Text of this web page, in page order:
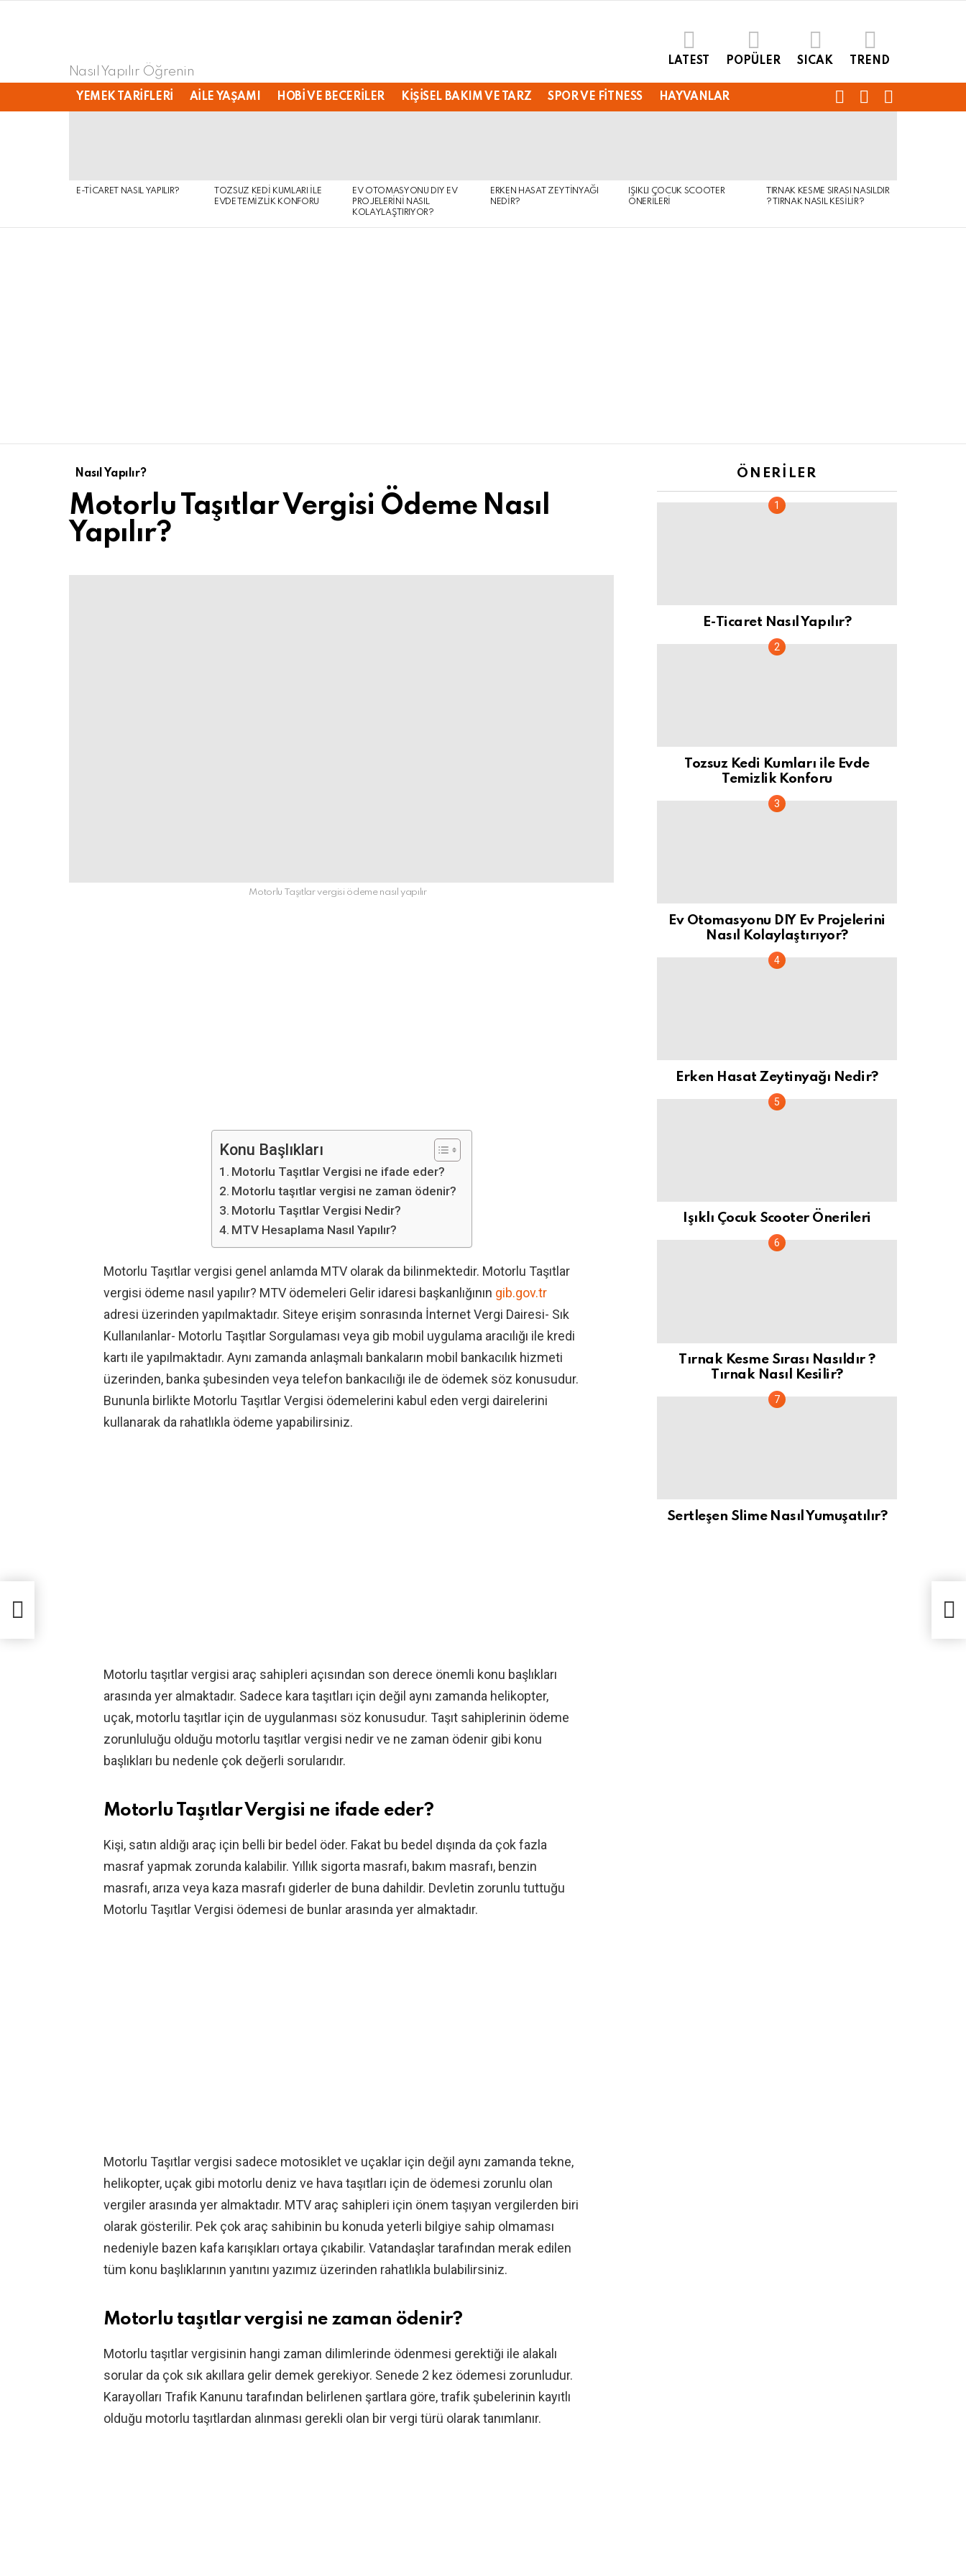
Nasıl Yapılır Öğrenin
LATEST POPÜLER SICAK TREND
YEMEK TARIFLERI AILE YAŞAMI HOBI VE BECERILER KIŞISEL BAKIM VE TARZ SPOR VE FITNESS HAYVANLAR
FOLLOWSEARCH
E-TICARET NASIL YAPILIR?
TOZSUZ KEDI KUMLARI ILE
EVDE TEMIZLIK KONFORU
EV OTOMASYONU DIY EV
PROJELERINI NASIL
KOLAYLAŞTIRIYOR?
ERKEN HASAT ZEYTINYAĞI
NEDIR?
IŞIKLI ÇOCUK SCOOTER
ÖNERILERI
TIRNAK KESME SIRASI NASILDIR
? TIRNAK NASIL KESILIR?
Nasıl Yapılır?
Motorlu Taşıtlar Vergisi Ödeme Nasıl
Yapılır?
Motorlu Taşıtlar vergisi ödeme nasıl yapılır
Konu Başlıkları
Motorlu Taşıtlar Vergisi ne ifade eder?
Motorlu taşıtlar vergisi ne zaman ödenir?
Motorlu Taşıtlar Vergisi Nedir?
MTV Hesaplama Nasıl Yapılır?
Motorlu Taşıtlar vergisi genel anlamda MTV olarak da bilinmektedir. Motorlu Taşıtlar
vergisi ödeme nasıl yapılır? MTV ödemeleri Gelir idaresi başkanlığının gib.gov.tr
adresi üzerinden yapılmaktadır. Siteye erişim sonrasında İnternet Vergi Dairesi- Sık
Kullanılanlar- Motorlu Taşıtlar Sorgulaması veya gib mobil uygulama aracılığı ile kredi
kartı ile yapılmaktadır. Aynı zamanda anlaşmalı bankaların mobil bankacılık hizmeti
üzerinden, banka şubesinden veya telefon bankacılığı ile de ödemek söz konusudur.
Bununla birlikte Motorlu Taşıtlar Vergisi ödemelerini kabul eden vergi dairelerini
kullanarak da rahatlıkla ödeme yapabilirsiniz.
Motorlu taşıtlar vergisi araç sahipleri açısından son derece önemli konu başlıkları
arasında yer almaktadır. Sadece kara taşıtları için değil aynı zamanda helikopter,
uçak, motorlu taşıtlar için de uygulanması söz konusudur. Taşıt sahiplerinin ödeme
zorunluluğu olduğu motorlu taşıtlar vergisi nedir ve ne zaman ödenir gibi konu
başlıkları bu nedenle çok değerli sorularıdır.
Motorlu Taşıtlar Vergisi ne ifade eder?
Kişi, satın aldığı araç için belli bir bedel öder. Fakat bu bedel dışında da çok fazla
masraf yapmak zorunda kalabilir. Yıllık sigorta masrafı, bakım masrafı, benzin
masrafı, arıza veya kaza masrafı giderler de buna dahildir. Devletin zorunlu tuttuğu
Motorlu Taşıtlar Vergisi ödemesi de bunlar arasında yer almaktadır.
Motorlu Taşıtlar vergisi sadece motosiklet ve uçaklar için değil aynı zamanda tekne,
helikopter, uçak gibi motorlu deniz ve hava taşıtları için de ödemesi zorunlu olan
vergiler arasında yer almaktadır. MTV araç sahipleri için önem taşıyan vergilerden biri
olarak gösterilir. Pek çok araç sahibinin bu konuda yeterli bilgiye sahip olmaması
nedeniyle bazen kafa karışıkları ortaya çıkabilir. Vatandaşlar tarafından merak edilen
tüm konu başlıklarının yanıtını yazımız üzerinden rahatlıkla bulabilirsiniz.
Motorlu taşıtlar vergisi ne zaman ödenir?
Motorlu taşıtlar vergisinin hangi zaman dilimlerinde ödenmesi gerektiği ile alakalı
sorular da çok sık akıllara gelir demek gerekiyor. Senede 2 kez ödemesi zorunludur.
Karayolları Trafik Kanunu tarafından belirlenen şartlara göre, trafik şubelerinin kayıtlı
olduğu motorlu taşıtlardan alınması gerekli olan bir vergi türü olarak tanımlanır.
ÖNERILER
E-Ticaret Nasıl Yapılır?
Tozsuz Kedi Kumları ile Evde
Temizlik Konforu
Ev Otomasyonu DIY Ev Projelerini
Nasıl Kolaylaştırıyor?
Erken Hasat Zeytinyağı Nedir?
Işıklı Çocuk Scooter Önerileri
Tırnak Kesme Sırası Nasıldır ?
Tırnak Nasıl Kesilir?
Sertleşen Slime Nasıl Yumuşatılır?